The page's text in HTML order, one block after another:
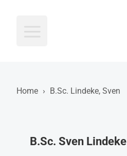
Home › B.Sc. Lindeke, Sven
B.Sc. Sven Lindeke